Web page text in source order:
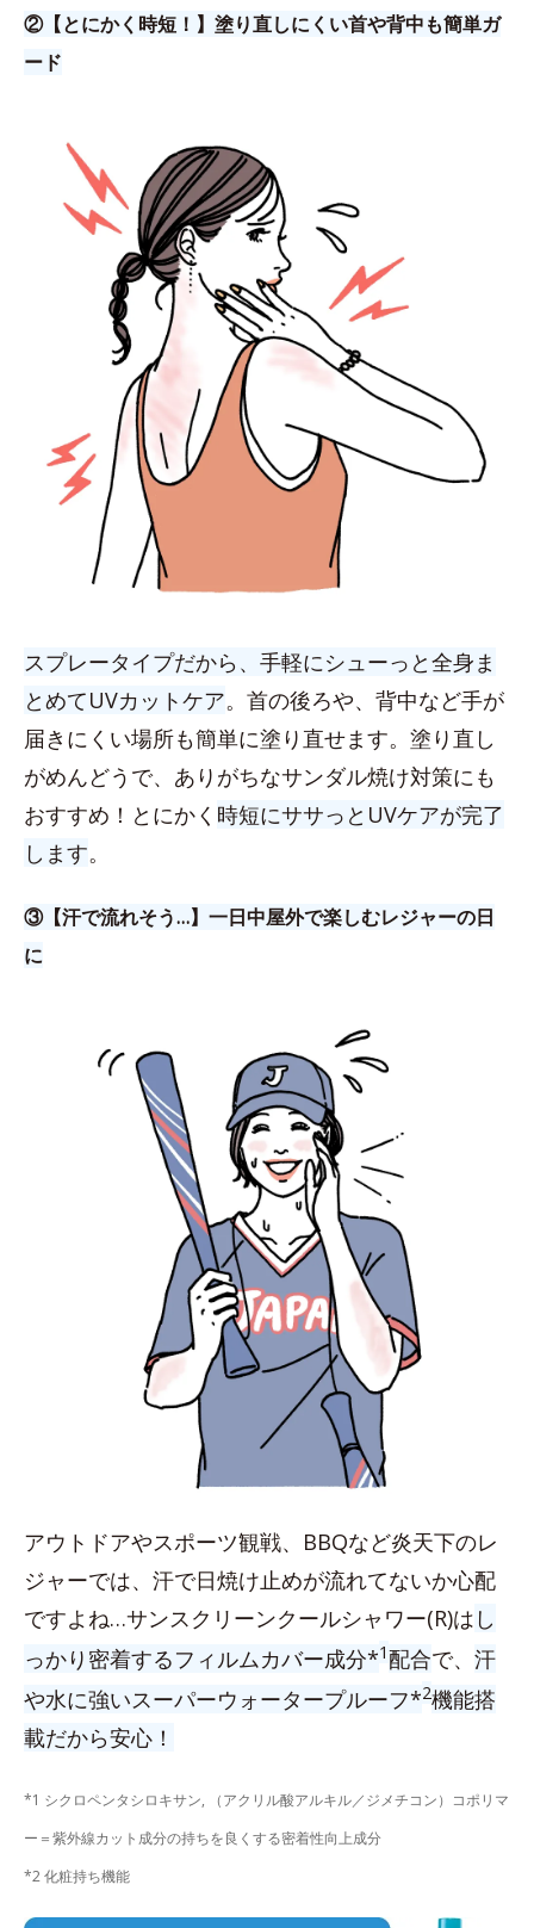
②【とにかく時短！】塗り直しにくい首や背中も簡単ガ
ード
スプレータイプだから、手軽にシューっと全身ま
とめてUVカットケア。首の後ろや、背中など手が
届きにくい場所も簡単に塗り直せます。塗り直し
がめんどうで、ありがちなサンダル焼け対策にも
おすすめ！とにかく 時短にササっとUVケアが完了
します。
③【汗で流れそう…】一日中屋外で楽しむレジャーの日
に
アウトドアやスポーツ観戦、BBQなど炎天下のレ
ジャーでは、汗で日焼け止めが流れてないか心配
ですよね…サンスクリーンクールシャワー(R)は し
っかり密着するフィルムカバー成分*1配合で、 汗
や水に強いスーパーウォータープルーフ*2機能搭
載だから安心！
*1 シクロペンタシロキサン, （アクリル酸アルキル／ジメチコン）コポリマ
ー＝紫外線カット成分の持ちを良くする密着性向上成分
*2 化粧持ち機能